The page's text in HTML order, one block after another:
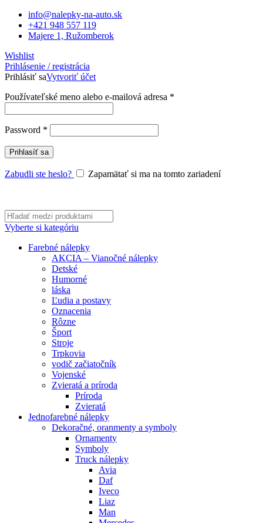
info@nalepky-na-auto.sk
+421 948 557 119
Majere 1, Ružomberok
Wishlist
Prihlásenie / registrácia
Prihlásiť saVytvoriť účet
Používateľské meno alebo e-mailová adresa *
Password *
Prihlasíť sa
Zabudli ste heslo? Zapamätať si ma na tomto zariadení
Vyberte si kategóriu
Farebné nálepky
AKCIA – Vianočné nálepky
Detské
Humorné
láska
Ľudia a postavy
Oznacenia
Rôzne
Šport
Stroje
Trpkovia
vodič začiatočník
Vojenské
Zvieratá a príroda
Príroda
Zvieratá
Jednofarebné nálepky
Dekoračné, oranmenty a symboly
Ornamenty
Symboly
Truck nálepky
Avia
Daf
Iveco
Liaz
Man